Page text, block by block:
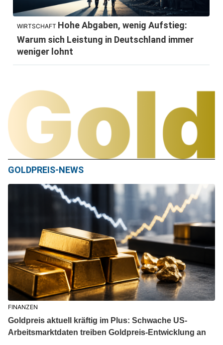
WIRTSCHAFT Hohe Abgaben, wenig Aufstieg:
Warum sich Leistung in Deutschland immer
weniger lohnt
GOLDPREIS-NEWS
FINANZEN
Goldpreis aktuell kräftig im Plus: Schwache US-
Arbeitsmarktdaten treiben Goldpreis-Entwicklung an